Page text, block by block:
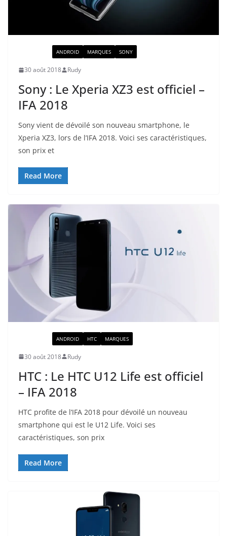
ANDROID MARQUES SONY
30 août 2018 Rudy
Sony : Le Xperia XZ3 est officiel –
IFA 2018
Sony vient de dévoilé son nouveau smartphone, le
Xperia XZ3, lors de l’IFA 2018. Voici ses caractéristiques,
son prix et
Read More
ANDROID HTC MARQUES
30 août 2018 Rudy
HTC : Le HTC U12 Life est officiel
– IFA 2018
HTC profite de l’IFA 2018 pour dévoilé un nouveau
smartphone qui est le U12 Life. Voici ses
caractéristiques, son prix
Read More